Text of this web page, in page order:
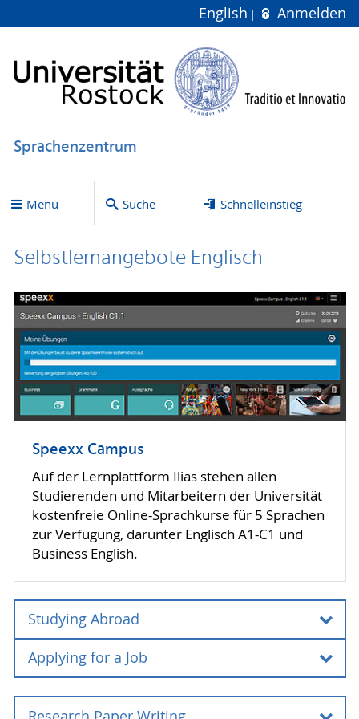
English Anmelden
Sprachenzentrum
Menü Suche Schnelleinstieg
Selbstlernangebote Englisch
Speexx Campus
Auf der Lernplattform Ilias stehen allen
Studierenden und Mitarbeitern der Universität
kostenfreie Online-Sprachkurse für 5 Sprachen
zur Verfügung, darunter Englisch A1-C1 und
Business English.
Studying Abroad
Studying Abroad
Die E-Learning-Einheit "Studying Abroad" soll
allen interessierten Studierenden die Möglichkeit
Applying for a Job
Applying for a Job